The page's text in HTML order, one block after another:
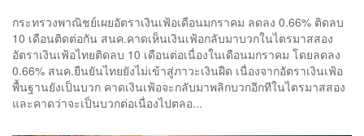
กระทรวงพาณิชย์เผยอัตราเงินเฟ้อเดือนมกราคม ลดลง 0.66% ติดลบ
10 เดือนติดต่อกัน สนค.คาดเห็นเงินเฟ้อกลับมาบวกในไตรมาสสอง
อัตราเงินเฟ้อไทยติดลบ 10 เดือนต่อเนื่องในเดือนมกราคม โดยลดลง
0.66% สนค.ยืนยันไทยยังไม่เข้าสู่ภาวะเงินฝืด เนื่องจากอัตราเงินเฟ้อ
พื้นฐานยังเป็นบวก คาดเงินเฟ้อจะกลับมาพลิกบวกอีกทีในไตรมาสสอง
และคาดว่าจะเป็นบวกต่อเนื่องไปตลอ...